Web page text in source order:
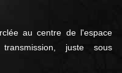
au centre de l'espace
juste sous